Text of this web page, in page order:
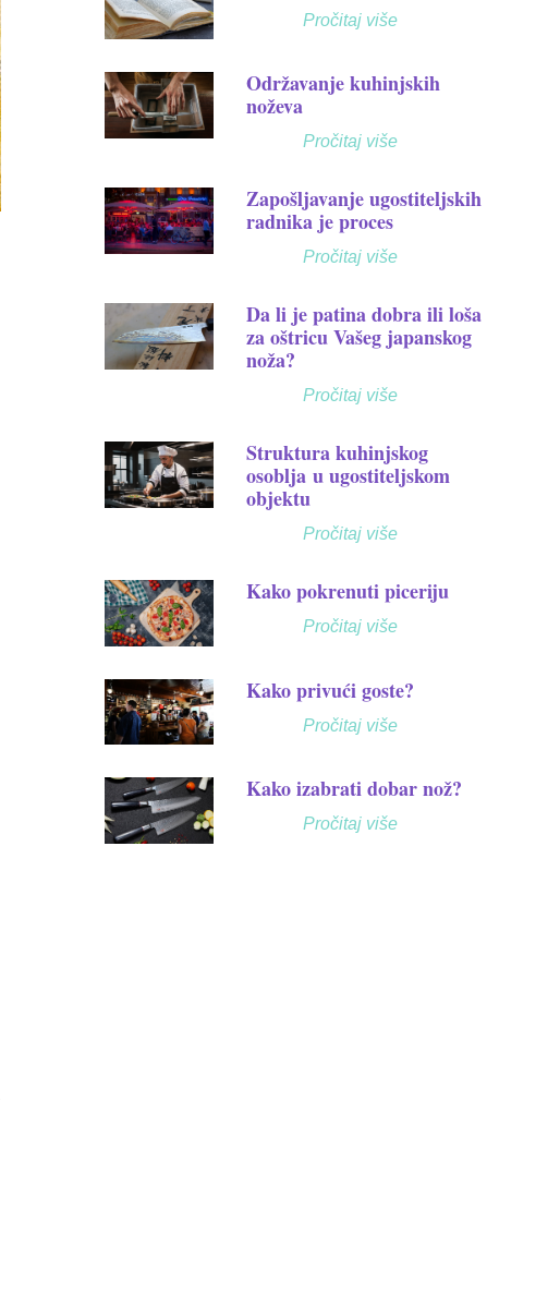
Pročitaj više
Održavanje kuhinjskih
noževa
Pročitaj više
Zapošljavanje ugostiteljskih
radnika je proces
Pročitaj više
Da li je patina dobra ili loša
za oštricu Vašeg japanskog
noža?
Pročitaj više
Struktura kuhinjskog
osoblja u ugostiteljskom
objektu
Pročitaj više
Kako pokrenuti piceriju
Pročitaj više
Kako privući goste?
Pročitaj više
Kako izabrati dobar nož?
Pročitaj više